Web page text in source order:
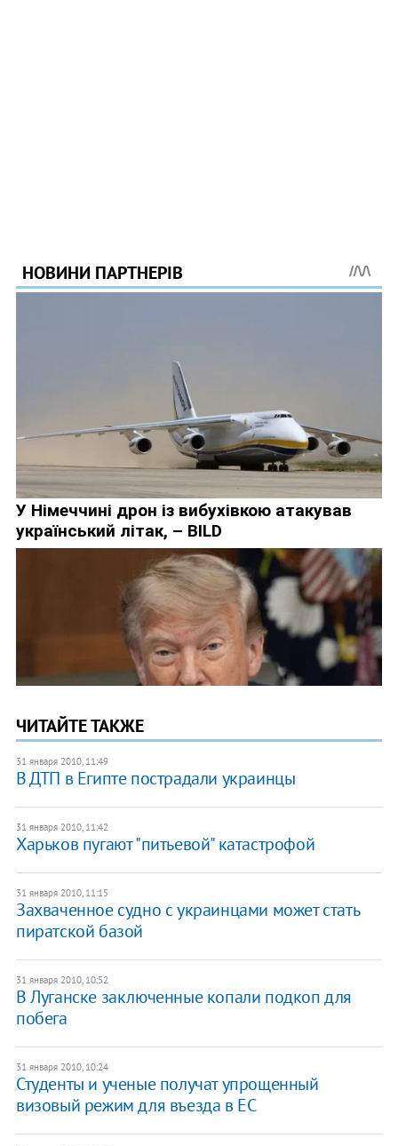
ЧИТАЙТЕ ТАКЖЕ
31 января 2010, 11:49
В ДТП в Египте пострадали украинцы
31 января 2010, 11:42
Харьков пугают "питьевой" катастрофой
31 января 2010, 11:15
Захваченное судно с украинцами может стать
пиратской базой
31 января 2010, 10:52
В Луганске заключенные копали подкоп для
побега
31 января 2010, 10:24
Студенты и ученые получат упрощенный
визовый режим для въезда в ЕС